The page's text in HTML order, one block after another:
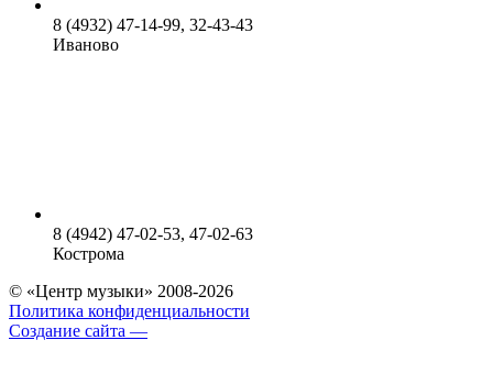
8 (4932) 47-14-99, 32-43-43
Иваново
8 (4942) 47-02-53, 47-02-63
Кострома
© «Центр музыки» 2008-2026
Политика конфиденциальности
Создание сайта —